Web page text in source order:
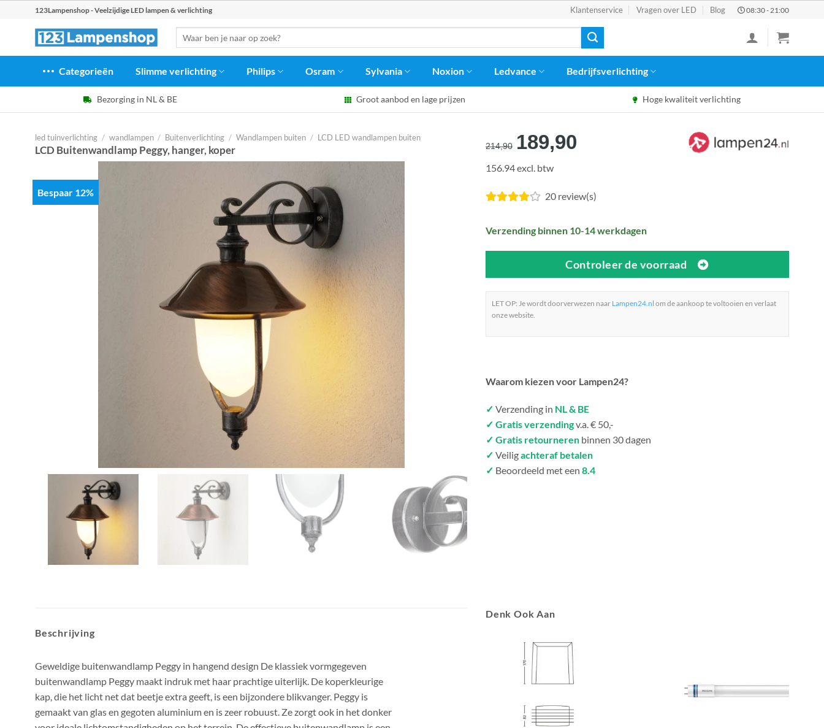
123Lampenshop - Veelzijdige LED lampen & verlichting Klantenservice Vragen over LED Blog 08:30 - 21:00
naar:
Categorieën Slimme verlichting Philips Osram Sylvania Noxion Ledvance Bedrijfsverlichting
Bezorging in NL & BE Groot aanbod en lage prijzen Hoge kwaliteit verlichting
led tuinverlichting / wandlampen / Buitenverlichting / Wandlampen buiten / LCD LED wandlampen buiten
LCD Buitenwandlamp Peggy, hanger, koper
Bespaar 12%
214,90 Oorspronkelijke
prijs
€214,90.
189,90
€189,90.
156.94 excl. btw
20 review(s)
Verzending binnen 10-14 werkdagen
Controleer de voorraad
LET OP: Je wordt doorverwezen naar Lampen24.nl om de aankoop te voltooien en verlaat
onze website.
Waarom kiezen voor Lampen24?
✓ Verzending in NL & BE
✓ Gratis verzendingv.a. € 50,-
✓ Gratis retourneren binnen 30 dagen
✓ Veiligachteraf betalen
✓ Beoordeeld met een 8.4
Beschrijving
Geweldige buitenwandlamp Peggy in hangend design De klassiek vormgegeven
buitenwandlamp Peggy maakt indruk met haar prachtige uiterlijk. De koperkleurige
kap, die het licht net dat beetje extra geeft, is een bijzondere blikvanger. Peggy is
gemaakt van glas en gegoten aluminium en is zeer robuust. Ze zorgt ook in het donker
Denk Ook Aan